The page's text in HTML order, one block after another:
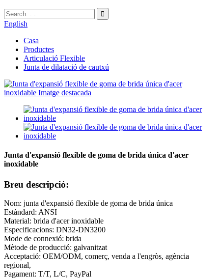
English
Casa
Productes
Articulació Flexible
Junta de dilatació de cautxú
Junta d'expansió flexible de goma de brida única d'acer
inoxidable
Breu descripció:
Nom: junta d'expansió flexible de goma de brida única
Estàndard: ANSI
Material: brida d'acer inoxidable
Especificacions: DN32-DN3200
Mode de connexió: brida
Mètode de producció: galvanitzat
Acceptació: OEM/ODM, comerç, venda a l'engròs, agència
regional,
Pagament: T/T, L/C, PayPal